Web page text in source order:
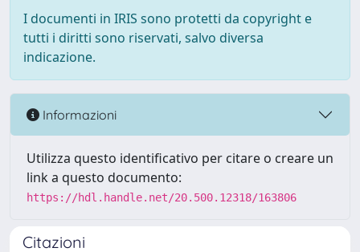
I documenti in IRIS sono protetti da copyright e
tutti i diritti sono riservati, salvo diversa
indicazione.
Informazioni
Utilizza questo identificativo per citare o creare un
link a questo documento:
https://hdl.handle.net/20.500.12318/163806
Citazioni